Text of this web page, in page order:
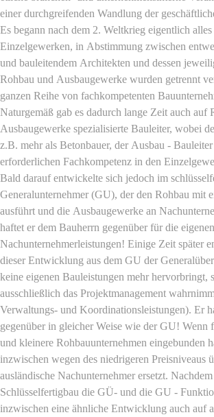
einer durchgreifenden Wandlung der
Es begann nach dem 2. Weltkrieg eigentlich
Einzelgewerken, in Abstimmung zwischen
und bauleitendem Architekten und dessen
Rohbau und Ausbaugewerke wurden getrennt
ganzen Reihe von fachkompetenten
Naturgemäß gab es dadurch lange Zeit auch auf
Ausbaugewerke spezialisierte Bauleiter, wobei
z.B. mehr als Betonbauer, der Ausbau -
erforderlichen Fachkompetenz in den
Bald darauf entwickelte sich jedoch im
Generalunternehmer (GU), der den Rohbau mit
ausführt und die Ausbaugewerke an
haftet er dem Bauherrn gegenüber für die
Nachunternehmerleistungen! Einige Zeit später
dieser Entwicklung aus dem GU der
keine eigenen Bauleistungen mehr hervorbringt,
ausschließlich das Projektmanagement
Verwaltungs- und Koordinationsleistungen). Er
gegenüber in gleicher Weise wie der GU! Wenn
und kleinere Rohbauunternehmen eingebunden
inzwischen wegen des niedrigeren Preisniveaus
ausländische Nachunternehmer ersetzt.
Schlüsselfertigbau die GÜ- und die GU -
inzwischen eine ähnliche Entwicklung auch auf